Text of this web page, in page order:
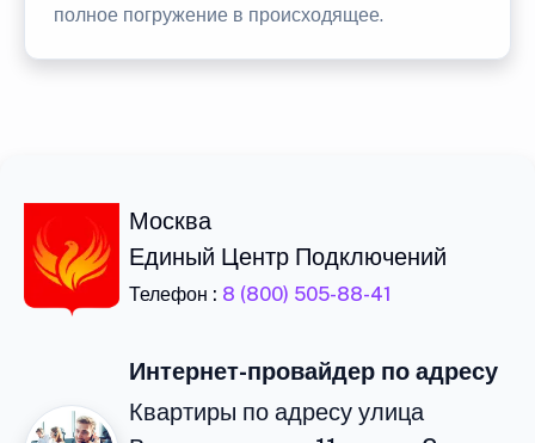
полное погружение в происходящее.
Москва
Единый Центр Подключений
Телефон : 8 (800) 505-88-41
Интернет-провайдер по адресу
Квартиры по адресу улица